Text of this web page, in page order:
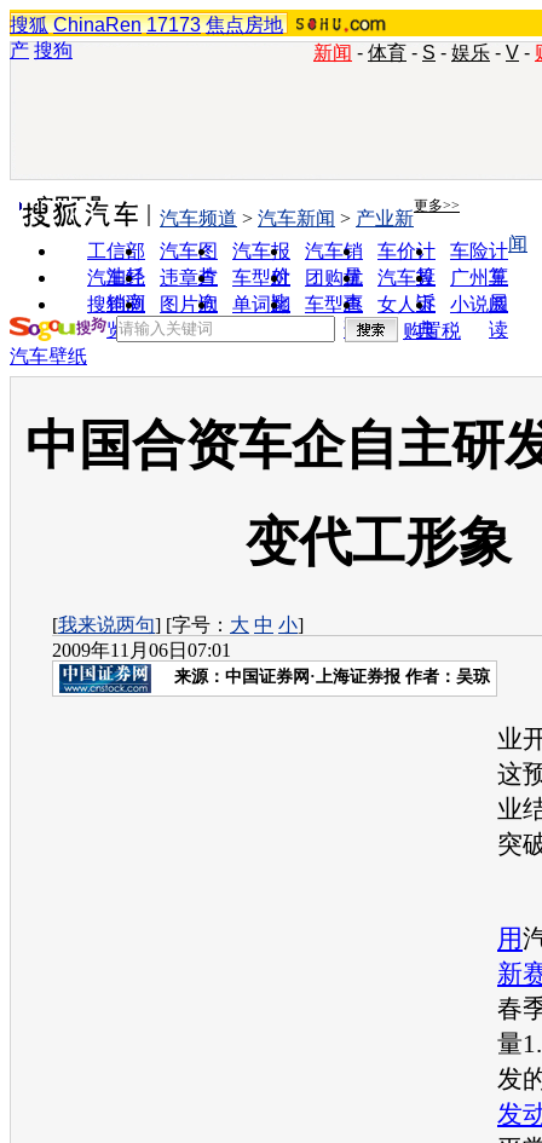
搜狐 ChinaRen 17173 焦点房地
产 搜狗 新闻 - 体育 - S - 娱乐 - V -
实用工具 更多>>
工信部
油耗
汽车图
片
汽车报
价
汽车销
量
车价计
算
车险计
算
汽车经
销商
违章查
询
车型对
比
团购优
惠
汽车投
诉
广州车
展
搜狗浏
览器
图片欣
赏
单词翻
车型查
询
女人宝
典
小说阅
读
汽车频道 > 汽车新闻 > 产业新
闻
购置税
汽车壁纸
中国合资车企自主研
变代工形象
[我来说两句] [字号： 大 中 小]
2009年11月06日07:01
来源： 中国证券网·上海证券报 作者：吴琼
业
这
业
突
用
新
春
量
发
发